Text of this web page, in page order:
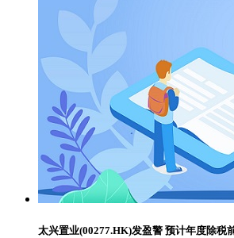
太兴置业(00277.HK)发盈警 预计年度除税